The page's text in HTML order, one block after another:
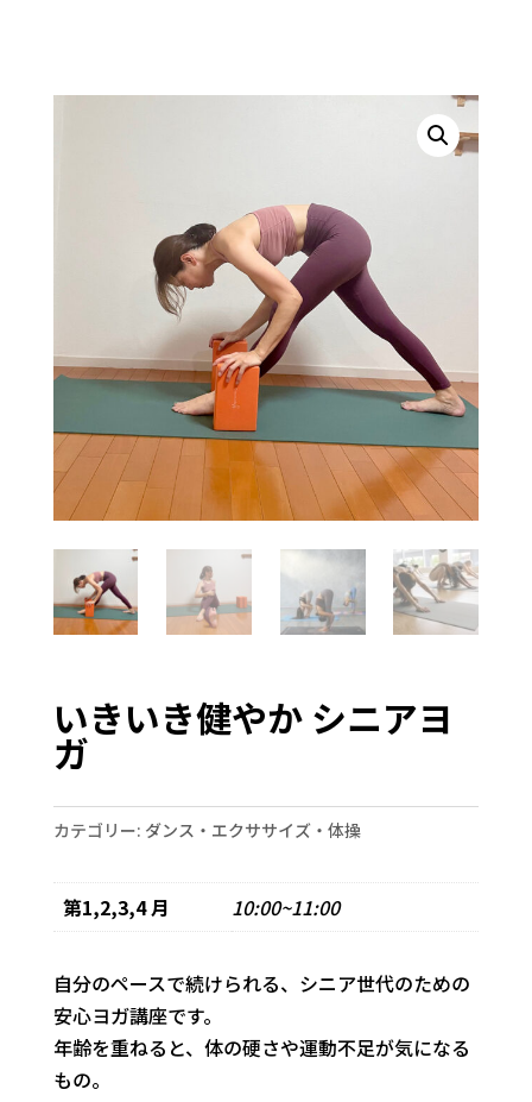
いきいき健やか シニアヨ
ガ
カテゴリー: ダンス・エクササイズ・体操
第1,2,3,4 月 10:00~11:00
自分のペースで続けられる、シニア世代のための
安心ヨガ講座です。
年齢を重ねると、体の硬さや運動不足が気になる
もの。